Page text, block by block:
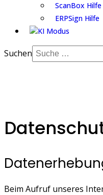
ScanBox Hilfe
ERPSign Hilfe
Suchen
Beim Aufruf unseres